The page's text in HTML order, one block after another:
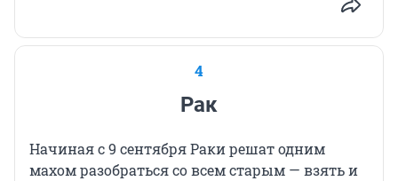
4
Рак
Начиная с 9 сентября Раки решат одним
махом разобраться со всем старым — взять и